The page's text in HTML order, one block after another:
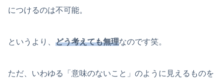
につけるのは不可能。
というより、 どう考えても無理なのです笑。
ただ、いわゆる「意味のないこと」のように見えるものを